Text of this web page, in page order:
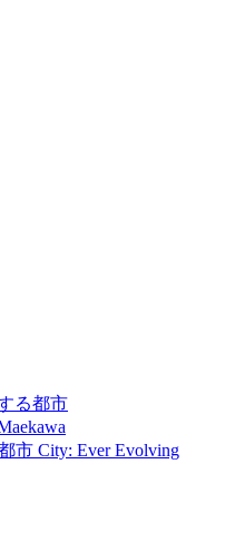
る都市
市 City: Ever Evolving